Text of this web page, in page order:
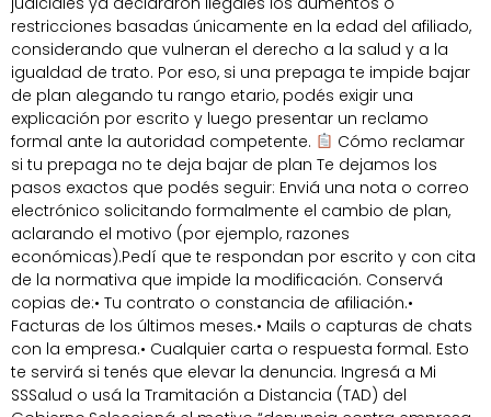
restricciones basadas únicamente en la edad del afiliado,
considerando que vulneran el derecho a la salud y a la
igualdad de trato. Por eso, si una prepaga te impide bajar
de plan alegando tu rango etario, podés exigir una
explicación por escrito y luego presentar un reclamo
formal ante la autoridad competente.
Cómo reclamar
si tu prepaga no te deja bajar de plan Te dejamos los
pasos exactos que podés seguir: Enviá una nota o correo
electrónico solicitando formalmente el cambio de plan,
aclarando el motivo (por ejemplo, razones
económicas).Pedí que te respondan por escrito y con cita
de la normativa que impide la modificación. Conservá
copias de:• Tu contrato o constancia de afiliación.•
Facturas de los últimos meses.• Mails o capturas de chats
con la empresa.• Cualquier carta o respuesta formal. Esto
te servirá si tenés que elevar la denuncia. Ingresá a Mi
SSSalud o usá la Tramitación a Distancia (TAD) del